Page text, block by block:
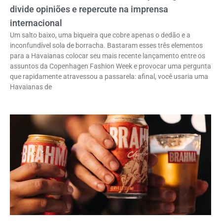
divide opiniões e repercute na imprensa
internacional
Um salto baixo, uma biqueira que cobre apenas o dedão e a
inconfundível sola de borracha. Bastaram esses três elementos
para a Havaianas colocar seu mais recente lançamento entre os
assuntos da Copenhagen Fashion Week e provocar uma pergunta
que rapidamente atravessou a passarela: afinal, você usaria uma
Havaianas de